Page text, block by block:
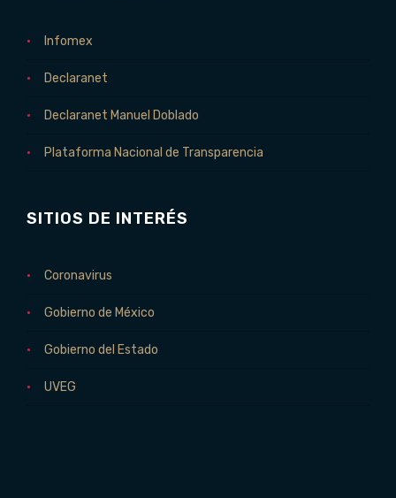
Infomex
Declaranet
Declaranet Manuel Doblado
Plataforma Nacional de Transparencia
SITIOS DE INTERÉS
Coronavirus
Gobierno de México
Gobierno del Estado
UVEG